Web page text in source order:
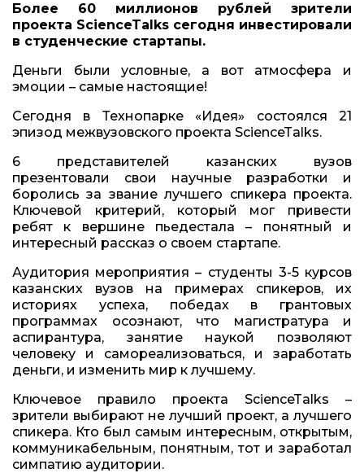
Более 60 миллионов рублей зрители
проекта ScienceTalks сегодня инвестировали
в студенческие стартапы.
Деньги были условные, а вот атмосфера и
эмоции – самые настоящие!
Сегодня в Технопарке «Идея» состоялся 21
эпизод межвузовского проекта ScienceTalks.
6 представителей казанских вузов
презентовали свои научные разработки и
боролись за звание лучшего спикера проекта.
Ключевой критерий, который мог привести
ребят к вершине пьедестала – понятный и
интересный рассказ о своем стартапе.
Аудитория мероприятия – студенты 3-5 курсов
казанских вузов на примерах спикеров, их
историях успеха, победах в грантовых
программах осознают, что магистратура и
аспирантура, занятие наукой позволяют
человеку и самореализоваться, и заработать
деньги, и изменить мир к лучшему.
Ключевое правило проекта ScienceTalks –
зрители выбирают не лучший проект, а лучшего
спикера. Кто был самым интересным, открытым,
коммуникабельным, понятным, тот и заработал
симпатию аудитории.